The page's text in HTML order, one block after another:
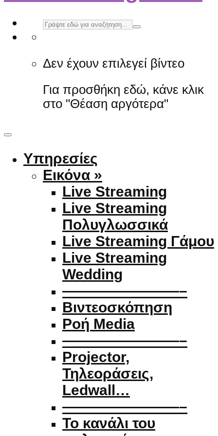
Δεν έχουν επιλεγεί βίντεο
Για προσθήκη εδώ, κάνε κλικ
στο "Θέαση αργότερα"
Υπηρεσίες
Εικόνα »
Live Streaming
Live Streaming
Πολυγλωσσικά
Live Streaming Γάμου
Live Streaming
Wedding
————————–
Βιντεοσκόπηση
Ροή Media
————————–
Projector,
Τηλεοράσεις,
Ledwall…
————————–
Το κανάλι του